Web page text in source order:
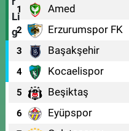
1 Amed
2 Erzurumspor FK
3 Başakşehir
4 Kocaelispor
5 Beşiktaş
6 Eyüpspor